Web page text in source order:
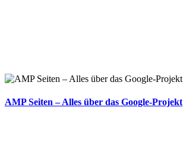
AMP Seiten – Alles über das Google-Projekt